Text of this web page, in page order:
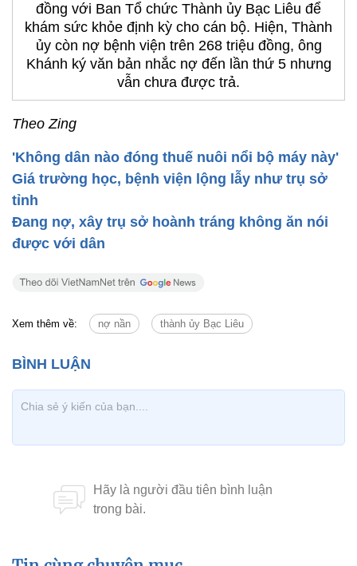
đồng với Ban Tổ chức Thành ủy Bạc Liêu để
khám sức khỏe định kỳ cho cán bộ. Hiện, Thành
ủy còn nợ bệnh viện trên 268 triệu đồng, ông
Khánh ký văn bản nhắc nợ đến lần thứ 5 nhưng
vẫn chưa được trả.
Theo Zing
'Không dân nào đóng thuế nuôi nổi bộ máy này'
Giá trường học, bệnh viện lộng lẫy như trụ sở
tỉnh
Đang nợ, xây trụ sở hoành tráng không ăn nói
được với dân
Xem thêm về: nợ nần thành ủy Bạc Liêu